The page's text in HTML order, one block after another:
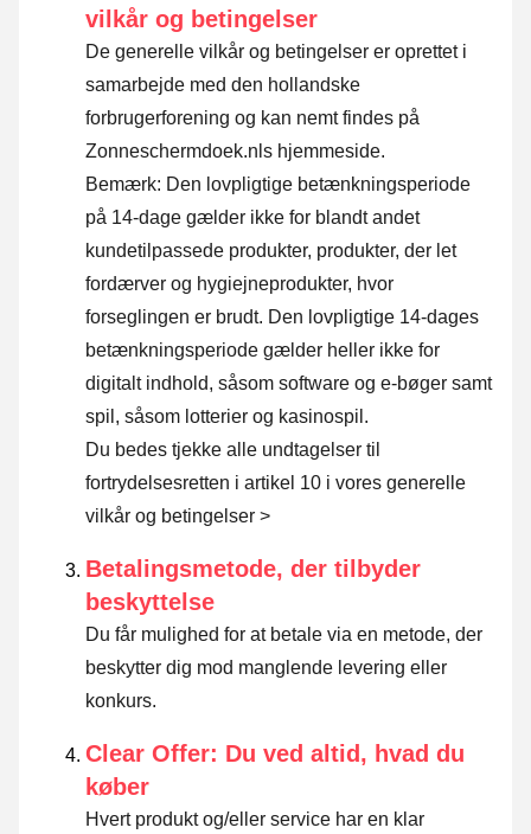
vilkår og betingelser
De generelle vilkår og betingelser er oprettet i
samarbejde med den hollandske
forbrugerforening og kan nemt findes på
Zonneschermdoek.nls hjemmeside.
Bemærk: Den lovpligtige betænkningsperiode
på 14-dage gælder ikke for blandt andet
kundetilpassede produkter, produkter, der let
fordærver og hygiejneprodukter, hvor
forseglingen er brudt. Den lovpligtige 14-dages
betænkningsperiode gælder heller ikke for
digitalt indhold, såsom software og e-bøger samt
spil, såsom lotterier og kasinospil.
Du bedes tjekke alle undtagelser til
fortrydelsesretten i artikel 10 i vores generelle
vilkår og betingelser >
Betalingsmetode, der tilbyder
beskyttelse
Du får mulighed for at betale via en metode, der
beskytter dig mod manglende levering eller
konkurs.
Clear Offer: Du ved altid, hvad du
køber
Hvert produkt og/eller service har en klar